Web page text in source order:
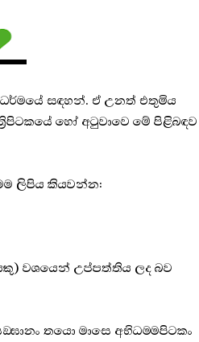
ධර්මයේ සඳහන්. ඒ උනත් එතුමිය
හෝ අටුවාවෙ මේ පිළිබඳව
ලිපිය කියවන්න:
වශයෙන් උප්පත්තිය ලද බව
තයො මාසෙ අභිධම‍්මපිටකං